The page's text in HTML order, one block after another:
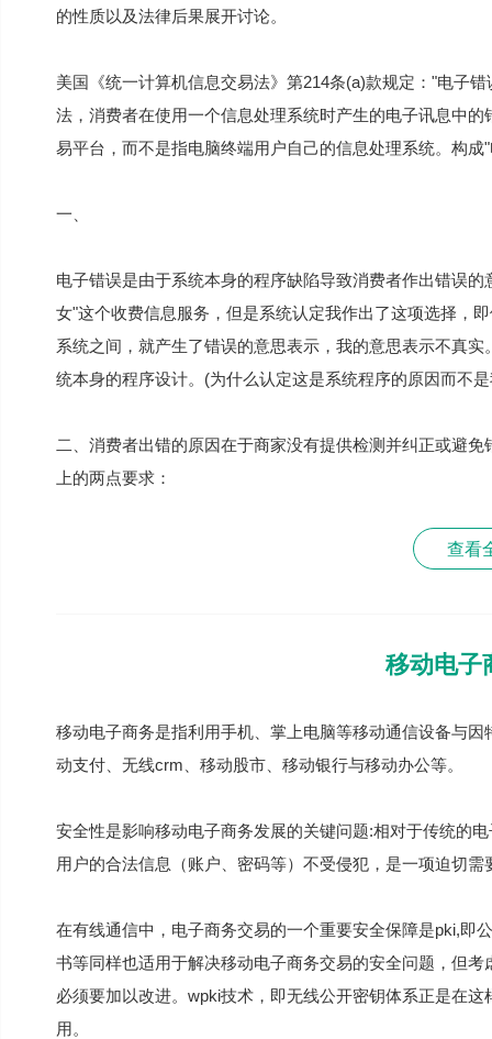
的性质以及法律后果展开讨论。
美国《统一计算机信息交易法》第214条(a)款规定："电子
法，消费者在使用一个信息处理系统时产生的电子讯息中
易平台，而不是指电脑终端用户自己的信息处理系统。构
一、
电子错误是由于系统本身的程序缺陷导致消费者作出错误
女"这个收费信息服务，但是系统认定我作出了这项选择，
系统之间，就产生了错误的意思表示，我的意思表示不真
统本身的程序设计。(为什么认定这是系统程序的原因而不
二、消费者出错的原因在于商家没有提供检测并纠正或避
上的两点要求：
查看
移动电子
移动电子商务是指利用手机、掌上电脑等移动通信设备与
动支付、无线crm、移动股市、移动银行与移动办公等。
安全性是影响移动电子商务发展的关键问题:相对于传统的
用户的合法信息（账户、密码等）不受侵犯，是一项迫切需
在有线通信中，电子商务交易的一个重要安全保障是pki,即
书等同样也适用于解决移动电子商务交易的安全问题，但
必须要加以改进。wpki技术，即无线公开密钥体系正是在
用。